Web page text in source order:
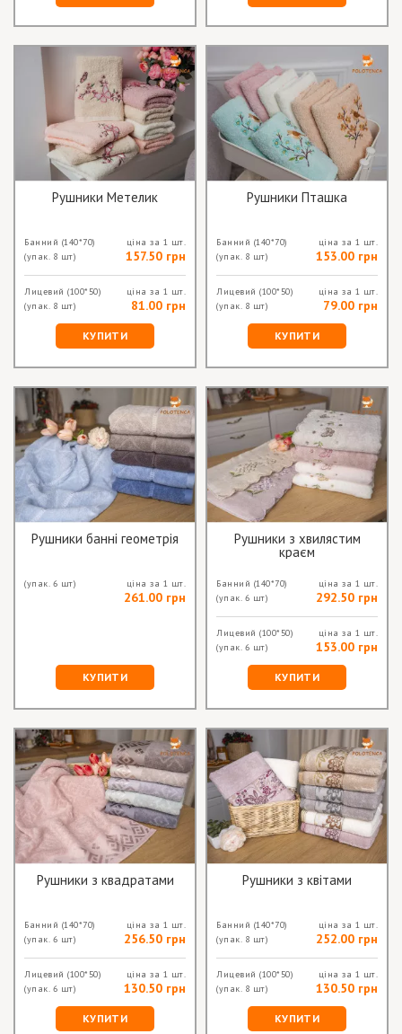
Рушники Метелик
Банний (140*70)
(упак. 8 шт)
ціна за 1 шт.
157.50 грн
Лицевий (100*50)
(упак. 8 шт)
ціна за 1 шт.
81.00 грн
КУПИТИ
Рушники Пташка
Банний (140*70)
(упак. 8 шт)
ціна за 1 шт.
153.00 грн
Лицевий (100*50)
(упак. 8 шт)
ціна за 1 шт.
79.00 грн
КУПИТИ
Рушники банні геометрія
(упак. 6 шт) ціна за 1 шт.
261.00 грн
КУПИТИ
Рушники з хвилястим
краєм
Банний (140*70)
(упак. 6 шт)
ціна за 1 шт.
292.50 грн
Лицевий (100*50)
(упак. 6 шт)
ціна за 1 шт.
153.00 грн
КУПИТИ
Рушники з квадратами
Банний (140*70)
(упак. 6 шт)
ціна за 1 шт.
256.50 грн
Лицевий (100*50)
(упак. 6 шт)
ціна за 1 шт.
130.50 грн
КУПИТИ
Рушники з квітами
Банний (140*70)
(упак. 8 шт)
ціна за 1 шт.
252.00 грн
Лицевий (100*50)
(упак. 8 шт)
ціна за 1 шт.
130.50 грн
КУПИТИ